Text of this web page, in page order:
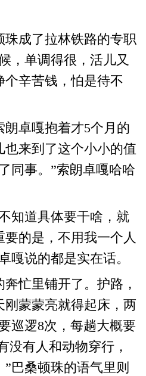
成了拉林铁路的专职
，单调得很，活儿又
辛苦钱，怕是待不
卓嘎抱着才5个月的
来到了这个小小的值
同事。”索朗卓嘎哈哈
道具体要干啥，就
的是，不用我一个人
嘎说的都是实在话。
忙里铺开了。护路，
蒙蒙亮就得起床，两
巡逻8次，每趟大概要
没有人和动物穿行，
巴桑顿珠的语气里则